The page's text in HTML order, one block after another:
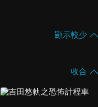
顯示較少
收合